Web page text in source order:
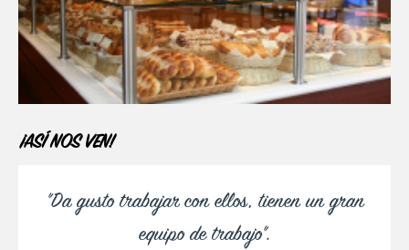
¡ASÍ NOS VEN!
"Da gusto trabajar con ellos, tienen un gran
equipo de trabajo".